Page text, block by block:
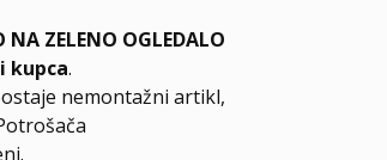
NA ZELENO OGLEDALO
kupca.
nemontažni artikl,